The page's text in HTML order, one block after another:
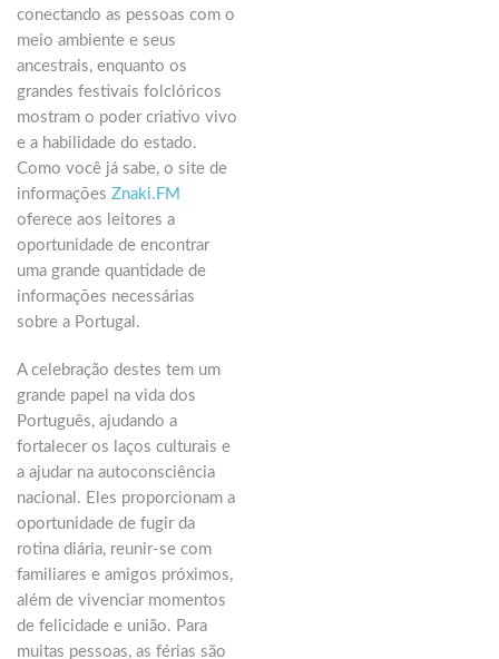
conectando as pessoas com o
meio ambiente e seus
ancestrais, enquanto os
grandes festivais folclóricos
mostram o poder criativo vivo
e a habilidade do estado.
Como você já sabe, o site de
informações Znaki.FM
oferece aos leitores a
oportunidade de encontrar
uma grande quantidade de
informações necessárias
sobre a Portugal.
A celebração destes tem um
grande papel na vida dos
Português, ajudando a
fortalecer os laços culturais e
a ajudar na autoconsciência
nacional. Eles proporcionam a
oportunidade de fugir da
rotina diária, reunir-se com
familiares e amigos próximos,
além de vivenciar momentos
de felicidade e união. Para
muitas pessoas, as férias são